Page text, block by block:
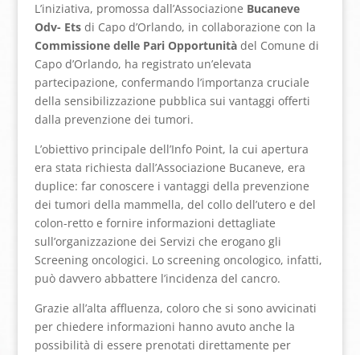
L’iniziativa, promossa dall’Associazione Bucaneve
Odv- Etsdi Capo d’Orlando, in collaborazione con la
Commissione delle Pari Opportunitàdel Comune di
Capo d’Orlando, ha registrato un’elevata
partecipazione, confermando l’importanza cruciale
della sensibilizzazione pubblica sui vantaggi offerti
dalla prevenzione dei tumori.
L’obiettivo principale dell’Info Point, la cui apertura
era stata richiesta dall’Associazione Bucaneve, era
duplice: far conoscere i vantaggi della prevenzione
dei tumori della mammella, del collo dell’utero e del
colon-retto e fornire informazioni dettagliate
sull’organizzazione dei Servizi che erogano gli
Screening oncologici. Lo screening oncologico, infatti,
può davvero abbattere l’incidenza del cancro.
Grazie all’alta affluenza, coloro che si sono avvicinati
per chiedere informazioni hanno avuto anche la
possibilità di essere prenotati direttamente per